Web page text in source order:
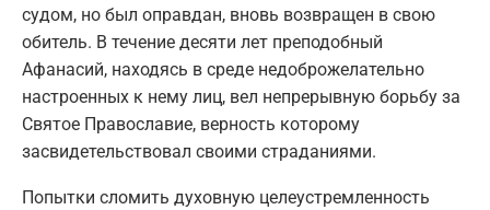
судом, но был оправдан, вновь возвращен в свою
обитель. В течение десяти лет преподобный
Афанасий, находясь в среде недоброжелательно
настроенных к нему лиц, вел непрерывную борьбу за
Святое Православие, верность которому
засвидетельствовал своими страданиями.
Попытки сломить духовную целеустремленность